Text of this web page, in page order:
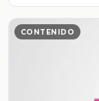
CONTENIDO